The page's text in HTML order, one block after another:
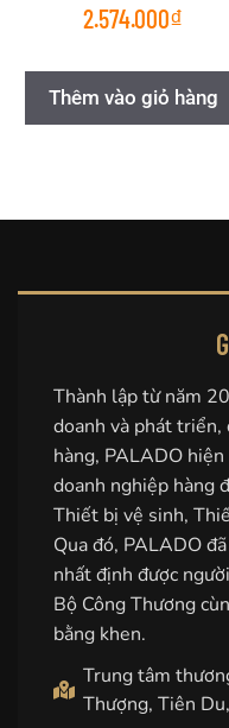
2.574.000₫
Thêm vào giỏ hàng
Thành lập từ năm
doanh và phát triển,
hàng, PALADO
doanh nghiệp hàng
Thiết bị vệ sinh,
Qua đó, PALADO
nhất định được
Bộ Công Thương
bằng khen.
Trung tâm
Thượng, Tiên